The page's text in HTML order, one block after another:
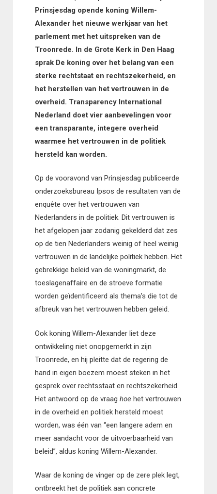
Prinsjesdag opende koning Willem-
Alexander het nieuwe werkjaar van het
parlement met het uitspreken van de
Troonrede. In de Grote Kerk in Den Haag
sprak De koning over het belang van een
sterke rechtstaat en rechtszekerheid, en
het herstellen van het vertrouwen in de
overheid. Transparency International
Nederland doet vier aanbevelingen voor
een transparante, integere overheid
waarmee het vertrouwen in de politiek
hersteld kan worden.
Op de vooravond van Prinsjesdag publiceerde
onderzoeksbureau Ipsos de resultaten van de
enquête over het vertrouwen van
Nederlanders in de politiek. Dit vertrouwen is
het afgelopen jaar zodanig gekelderd dat zes
op de tien Nederlanders weinig of heel weinig
vertrouwen in de landelijke politiek hebben. Het
gebrekkige beleid van de woningmarkt, de
toeslagenaffaire en de stroeve formatie
worden geïdentificeerd als thema’s die tot de
afbreuk van het vertrouwen hebben geleid.
Ook koning Willem-Alexander liet deze
ontwikkeling niet onopgemerkt in zijn
Troonrede, en hij pleitte dat de regering de
hand in eigen boezem moest steken in het
gesprek over rechtsstaat en rechtszekerheid.
Het antwoord op de vraag hoe het vertrouwen
in de overheid en politiek hersteld moest
worden, was één van “een langere adem en
meer aandacht voor de uitvoerbaarheid van
beleid”, aldus koning Willem-Alexander.
Waar de koning de vinger op de zere plek legt,
ontbreekt het de politiek aan concrete